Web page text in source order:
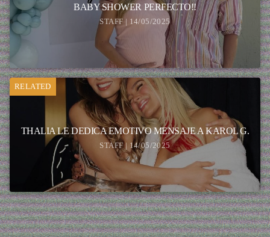
BABY SHOWER PERFECTO!!
STAFF | 14/05/2025
RELATED
THALIA LE DEDICA EMOTIVO MENSAJE A KAROL G.
STAFF | 14/05/2025